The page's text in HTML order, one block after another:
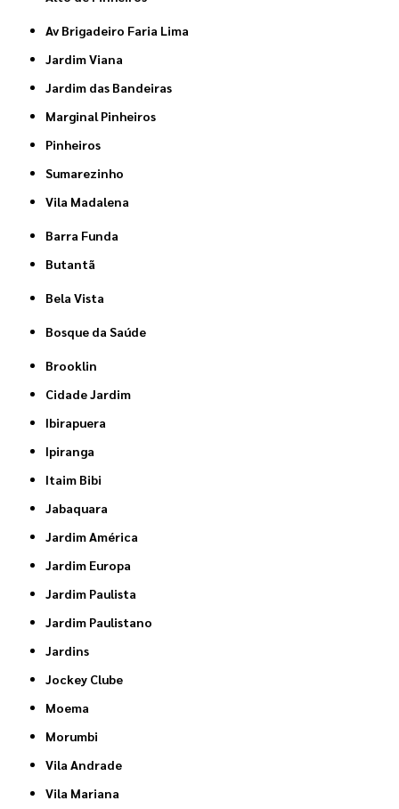
Av Brigadeiro Faria Lima
Jardim Viana
Jardim das Bandeiras
Marginal Pinheiros
Pinheiros
Sumarezinho
Vila Madalena
Barra Funda
Butantã
Bela Vista
Bosque da Saúde
Brooklin
Cidade Jardim
Ibirapuera
Ipiranga
Itaim Bibi
Jabaquara
Jardim América
Jardim Europa
Jardim Paulista
Jardim Paulistano
Jardins
Jockey Clube
Moema
Morumbi
Vila Andrade
Vila Mariana